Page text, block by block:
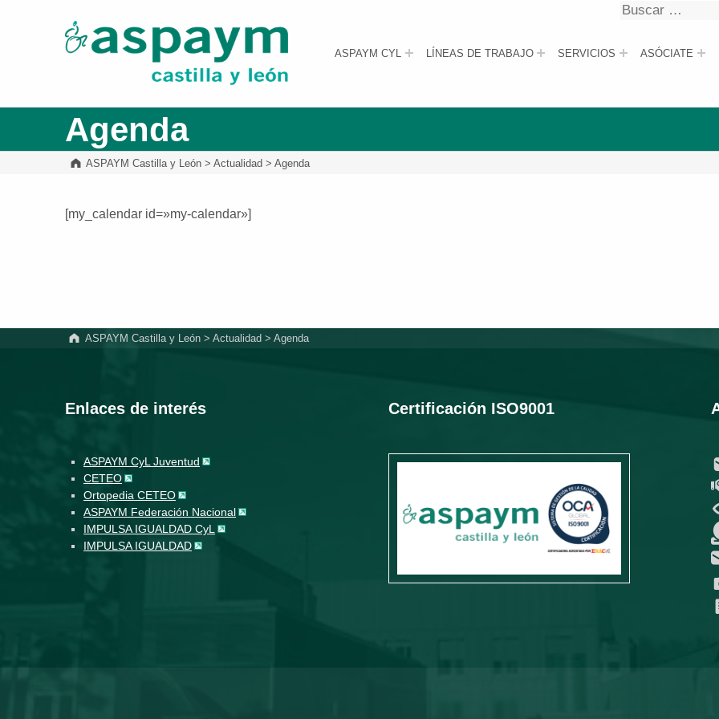
ASPAYM Castilla y León
ASPAYM CYL LÍNEAS DE TRABAJO SERVICIOS ASÓCIATE
Buscar
Agenda
ASPAYM Castilla y León >Actualidad >Agenda
[my_calendar id=»my-calendar»]
ASPAYM Castilla y León> Actualidad > Agenda
Enlaces de interés
ASPAYM CyL Juventud
CETEO
Ortopedia CETEO
ASPAYM Federación Nacional
IMPULSA IGUALDAD CyL
IMPULSA IGUALDAD
Certificación ISO9001